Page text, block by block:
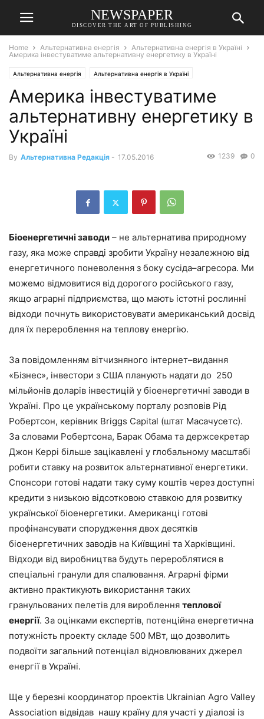
NEWSPAPER
DISCOVER THE ART OF PUBLISHING
Home Альтернативна енергія
Альтернативна енергія в Україні
Америка інвестуватиме альтернативну енергетику в Україні
Альтернативна енергія Альтернативна енергія в Україні
Америка інвестуватиме
альтернативну енергетику в
Україні
By Альтернативна Редакція - 17.05.2016 0
1239
Біоенергетичнізаводи – не альтернатива природному
газу, яка може справді зробити Україну незалежною від
енергетичного поневолення з боку сусіда–агресора. Ми
можемо відмовитися від дорогого російського газу,
якщо аграрні підприємства, що мають істотні рослинні
відходи почнуть використовувати американський досвід
для їх перероблення на теплову енергію.
За повідомленням вітчизняного інтернет–видання
«Бізнес», інвестори з США планують надати до 250
мільйонів доларів інвестицій у біоенергетичні заводи в
Україні. Про це українському порталу розповів Рід
Робертсон, керівник Briggs Capital (штат Масачусетс).
За словами Робертсона, Барак Обама та держсекретар
Джон Керрі більше зацікавлені у глобальному масштабі
робити ставку на розвиток альтернативної енергетики.
Спонсори готові надати таку суму коштів через доступні
кредити з низькою відсотковою ставкою для розвитку
української біоенергетики. Американці готові
профінансувати спорудження двох десятків
біоенергетичних заводів на Київщині та Харківщині.
Відходи від виробництва будуть перероблятися в
спеціальні гранули для спалювання. Аграрні фірми
активно практикують використання таких
гранульованих пелетів для вироблення теплової
енергії. За оцінками експертів, потенційна енергетична
потужність проекту складе 500 МВт, що дозволить
подвоїти загальний потенціал відновлюваних джерел
енергії в Україні.
Ще у березні координатор проектів Ukrainian Agro Valley
Association відвідав нашу країну для участі у діалозі із